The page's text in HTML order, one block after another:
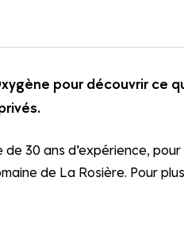
pour découvrir ce
30 ans d’expérience,
de La Rosière. Pour